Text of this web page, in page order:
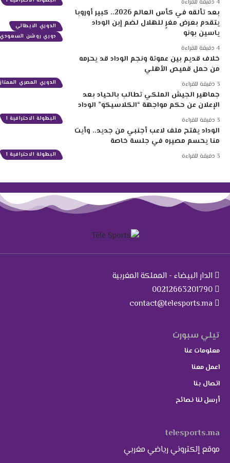
الدوري الايطالي
دوري روشن السعودي
بعد تألقه في كأس العالم 2026.. كبير أوروبا
يتقدم بعرض مغرٍ للهلال لضم إبن الوداد
ياسين بونو
الدوري المصري الممتاز
خلاف قديم بين عموتة ونجم الوداد قد يحرمه
من حمل قميص الأهلي
البطولة الاحترافية 1
جماهير الجيش الملكي تطالب بالحياد بعد
الإعلان عن حكم مواجهة “الكلاسيكو” الوداد
البطولة الاحترافية 1
الوداد يفتح ملف لاعب أجنبي من جديد.. وأيت
منا يحسم مصيره في جلسة خاصة
الدار البيضاء - المملكة المغربية
00212663201790
contact@telesports.ma
تيلي سبورت
معلومات عنا
اعمل معنا
اتصال بنا
أرسل لنا نصائح
telesports.ma
موقع إلكتروني رياضي مغربي